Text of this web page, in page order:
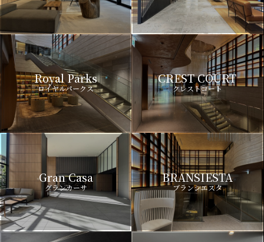
Royal Parks
ロイヤルパークス
CREST COURT
クレストコート
Gran Casa
グランカーサ
BRANSIESTA
ブランシエスタ